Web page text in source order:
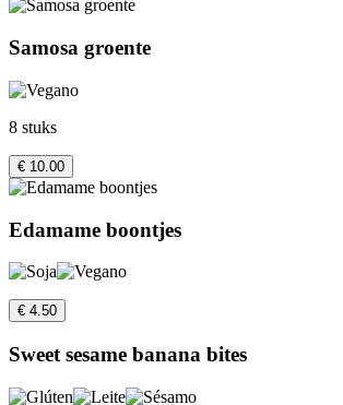
Samosa groente
8 stuks
€ 10.00
Edamame boontjes
€ 4.50
Sweet sesame banana bites